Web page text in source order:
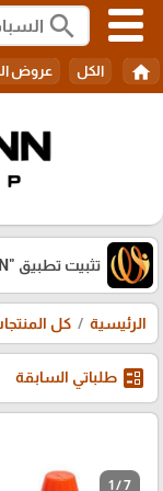
search
home الكل عروض
تثبيت تطبيق "SPORT INN"
الرئيسية كل
ballot طلباتي السابقة
1 / 7